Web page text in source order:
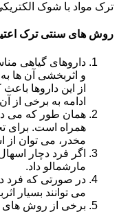
ترک مواد با شوک
روش های سنتی ترک
داروهای گیاهی
و اثربخشی آن ها
از این داروها
ادامه به برخی از
همان طور که می
همراه است. برای
مخدر، می توان از
اگر فرد دچار
مارشمالو داد.
در صورتی که فرد
می توانند بسیار
برخی از روش های